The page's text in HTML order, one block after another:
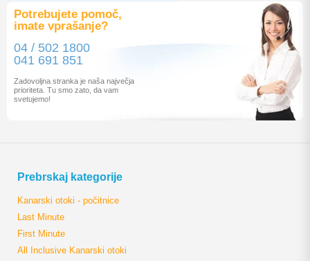
Potrebujete pomoč,
imate vprašanje?
04 / 502 1800
041 691 851
Zadovoljna stranka je naša največja
prioriteta. Tu smo zato, da vam
svetujemo!
Prebrskaj kategorije
Kanarski otoki - počitnice
Last Minute
First Minute
All Inclusive Kanarski otoki